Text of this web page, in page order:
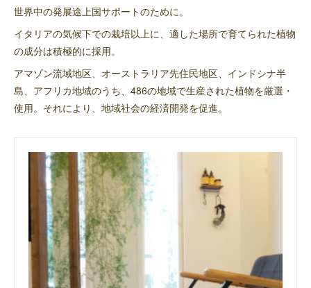
世界中の発展途上国サポートのために。
イタリアの気候下での栽培以上に、適した場所で育てられた植物
の成分は積極的に採用。
アマゾン流域地区、オーストラリア先住民地区、インドシナ半
島、アフリカ地域のうち、486の地域で生産された植物を厳選・
使用。それにより、地域社会の経済開発を促進。